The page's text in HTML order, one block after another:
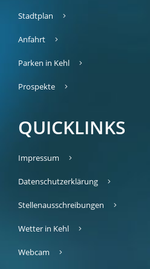
Stadtplan
Anfahrt
Parken in Kehl
Prospekte
QUICKLINKS
Impressum
Datenschutzerklärung
Stellenausschreibungen
Wetter in Kehl
Webcam